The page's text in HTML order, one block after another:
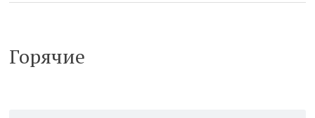
Горячие